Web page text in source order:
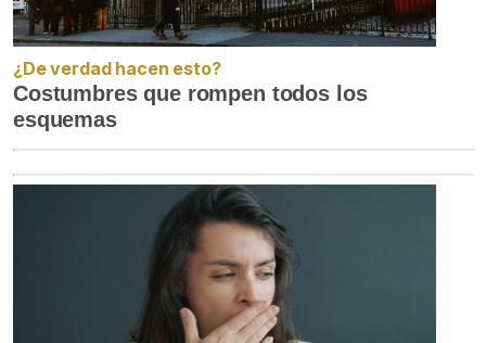
¿De verdad hacen esto?
Costumbres que rompen todos los
esquemas